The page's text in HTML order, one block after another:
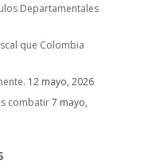
Departamentales
que Colombia
12 mayo, 2026
combatir7 mayo,